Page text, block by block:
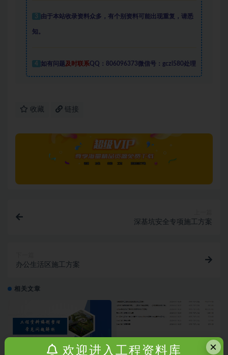
3 由于本站收录资料众多，有个别资料可能出现重复，请悉
知。
4 如有问题及时联系QQ：806096373微信号：gczl580处理
收藏 链接
深基坑安全专项施工方案
办公生活区施工方案
相关文章
×
欢迎进入工程资料库